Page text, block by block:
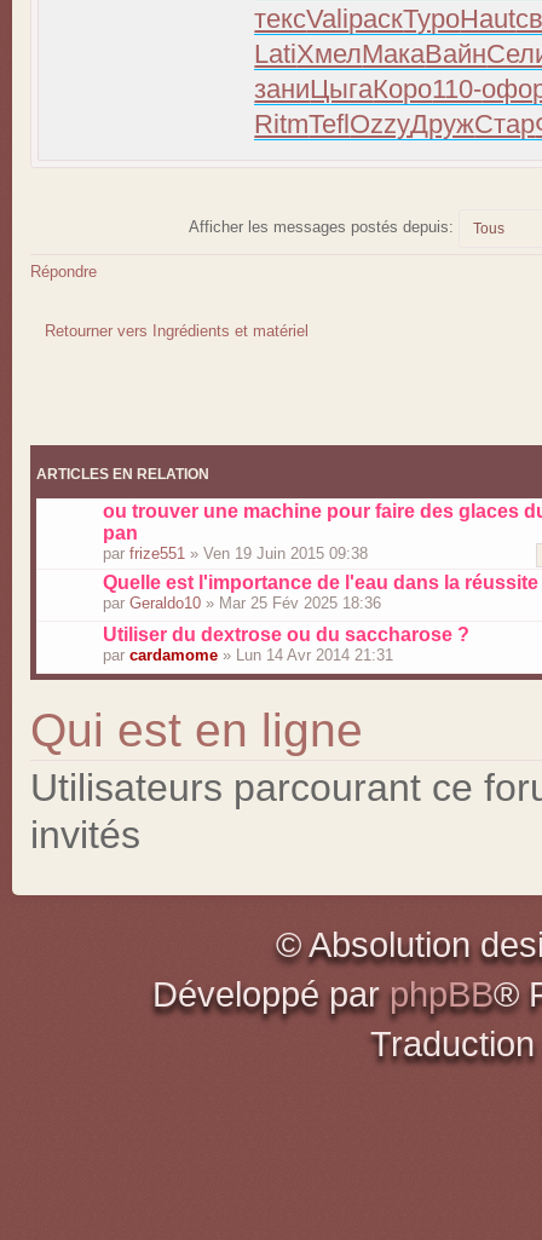
тексValiраскТуроHaut
LatiХмелМакаВайн
заниЦыгаКоро110-
RitmTeflOzzyДружСтар
Afficher les messages postés depuis:
Répondre
Retourner vers Ingrédients et matériel
ARTICLES EN RELATION
ou trouver une machine pour faire des glaces
pan
par frize551 » Ven 19 Juin 2015 09:38
Quelle est l'importance de l'eau dans la
par Geraldo10 » Mar 25 Fév 2025 18:36
Utiliser du dextrose ou du saccharose ?
par cardamome » Lun 14 Avr 2014 21:31
Qui est en ligne
Utilisateurs parcourant ce
invités
© Absolution
Développé par phpBB®